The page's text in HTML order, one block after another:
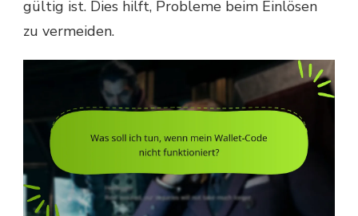
gültig ist. Dies hilft, Probleme beim Einlösen
zu vermeiden.